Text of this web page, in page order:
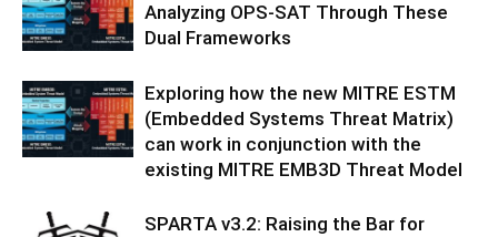
Analyzing OPS-SAT Through These
Dual Frameworks
Exploring how the new MITRE ESTM
(Embedded Systems Threat Matrix)
can work in conjunction with the
existing MITRE EMB3D Threat Model
SPARTA v3.2: Raising the Bar for